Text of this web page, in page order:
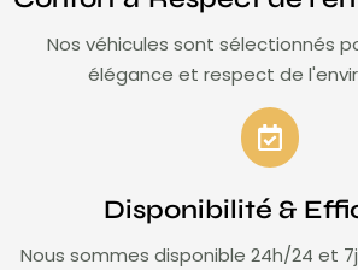
Nos véhicules sont sélectionnés
élégance et respect de
Disponibilité &
Nous sommes disponible 24h/24 et